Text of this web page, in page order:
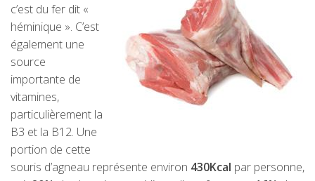
c’est du fer dit «
héminique ». C’est
également une
source
importante de
vitamines,
particulièrement la
B3 et la B12. Une
portion de cette
souris d’agneau représente environ 430Kcal par personne,